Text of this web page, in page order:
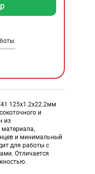
125х1.2х22.2мм
и
из
материала,
и минимальный
для работы с
Отличается